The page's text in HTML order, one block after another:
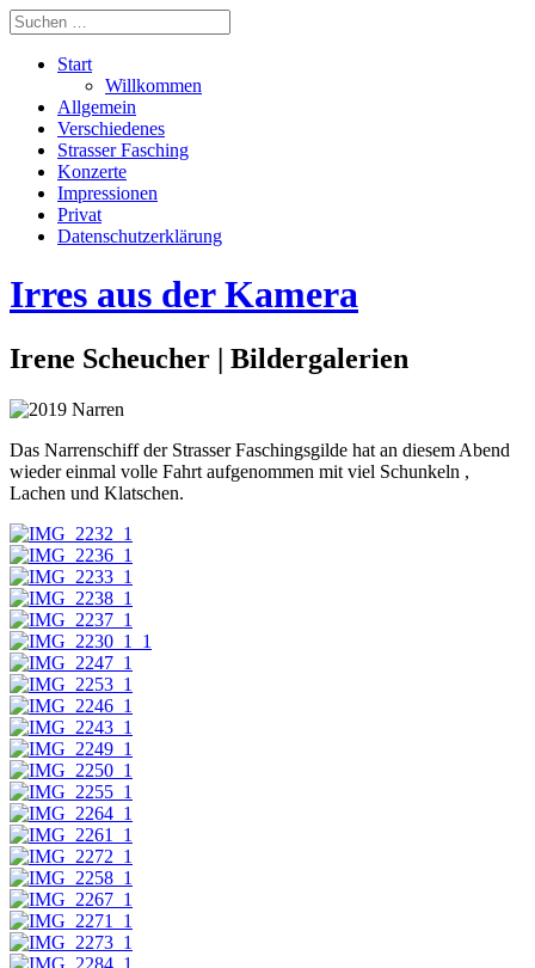
Start
Willkommen
Allgemein
Verschiedenes
Strasser Fasching
Konzerte
Impressionen
Privat
Datenschutzerklärung
Irres aus der Kamera
Irene Scheucher | Bildergalerien
Das Narrenschiff der Strasser Faschingsgilde hat an diesem Abend
wieder einmal volle Fahrt aufgenommen mit viel Schunkeln ,
Lachen und Klatschen.